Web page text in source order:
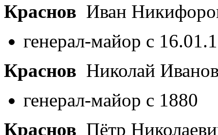
Краснов Иван
генерал-майор с
Краснов Николай
генерал-майор с 1880
Краснов Пётр